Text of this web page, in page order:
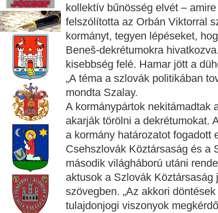
kollektív bűnösség elvét –
felszólította az Orbán Viktorral
kormányt, tegyen lépéseket,
Beneš-dekrétumokra
kisebbség felé. Hamar jött a
„A téma a szlovák politikában
mondta Szalay.
A kormánypártok nekitámadtak
akarják törölni a dekrétumokat.
a kormány határozatot fogadott
Csehszlovák Köztársaság és a
második világháború utáni
aktusok a Szlovák Köztársaság
szövegben. „Az akkori
tulajdonjogi viszonyok